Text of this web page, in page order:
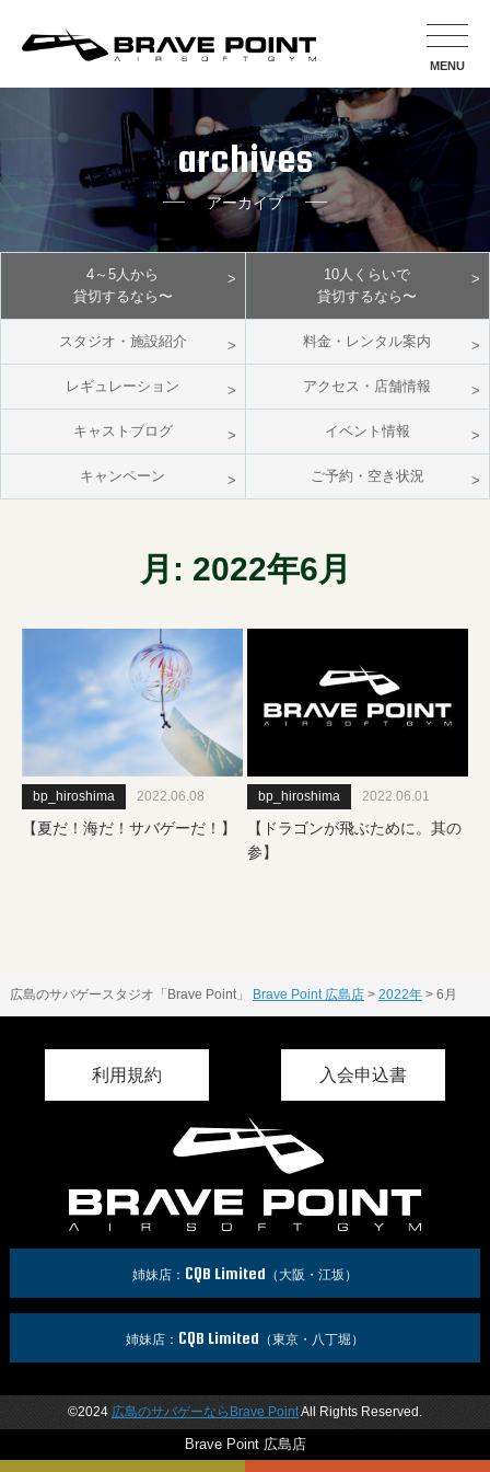
MENU
archives
アーカイブ
4～5人から
貸切するなら〜
10人くらいで
貸切するなら〜
スタジオ・施設紹介 料金・レンタル案内
レギュレーション アクセス・店舗情報
キャストブログ イベント情報
キャンペーン ご予約・空き状況
Brave Point 広島店
月: 2022年6月
bp_hiroshima 2022.06.08
【夏だ！海だ！サバゲーだ！】
bp_hiroshima 2022.06.01
【ドラゴンが飛ぶために。其の
参】
広島のサバゲースタジオ「Brave Point」 Brave Point 広島店> 2022年> 6月
利用規約 入会申込書
姉妹店： CQB Limited （大阪・江坂）
姉妹店： CQB Limited （東京・八丁堀）
©2024 広島のサバゲーならBrave PointAll Rights Reserved.